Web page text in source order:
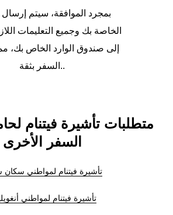
بمجرد الموافقة، سيتم إرسال
إلى صندوق الوارد الخاص بك،
السفر بثقة..
متطلبات تأشيرة فيتنام
السفر الأخرى
تأشيرة فيتنام لمواطني سكان
تأشيرة فيتنام لمواطني